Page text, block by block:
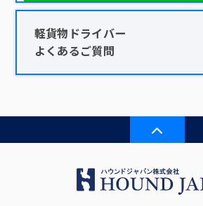
軽貨物ドライバー
よくあるご質問